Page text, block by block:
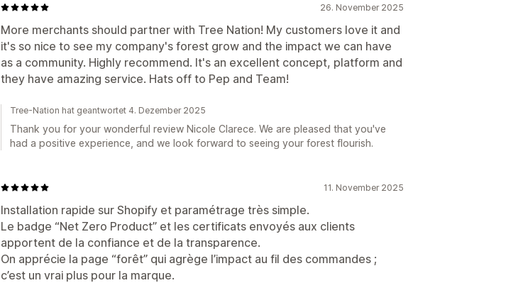
26. November 2025
More merchants should partner with Tree Nation! My customers love it and
it's so nice to see my company's forest grow and the impact we can have
as a community. Highly recommend. It's an excellent concept, platform and
they have amazing service. Hats off to Pep and Team!
Tree-Nation hat geantwortet 4. Dezember 2025
Thank you for your wonderful review Nicole Clarece. We are pleased that you've
had a positive experience, and we look forward to seeing your forest flourish.
11. November 2025
Installation rapide sur Shopify et paramétrage très simple.
Le badge “Net Zero Product” et les certificats envoyés aux clients
apportent de la confiance et de la transparence.
On apprécie la page “forêt” qui agrège l’impact au fil des commandes ;
c’est un vrai plus pour la marque.